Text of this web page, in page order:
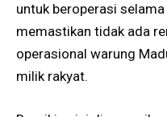
untuk beroperasi
memastikan tidak ada
operasional warung
milik rakyat.